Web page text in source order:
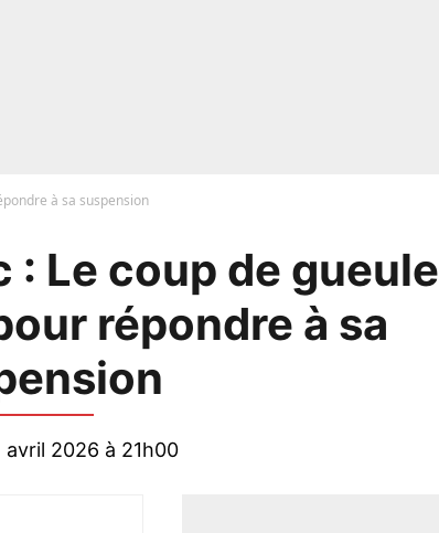
à sa suspension
Le coup de gueule
répondre à sa
avril 2026 à 21h00